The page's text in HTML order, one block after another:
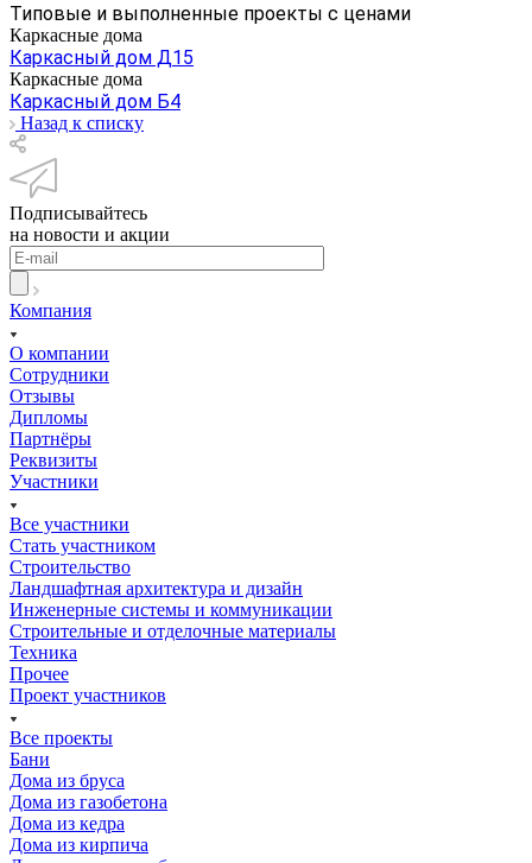
Типовые и выполненные проекты с ценами
Каркасные дома
Каркасный дом Д15
Каркасные дома
Каркасный дом Б4
Назад к списку
Подписывайтесь
на новости и акции
Компания
О компании
Сотрудники
Отзывы
Дипломы
Партнёры
Реквизиты
Участники
Все участники
Стать участником
Строительство
Ландшафтная архитектура и дизайн
Инженерные системы и коммуникации
Строительные и отделочные материалы
Техника
Прочее
Проект участников
Все проекты
Бани
Дома из бруса
Дома из газобетона
Дома из кедра
Дома из кирпича